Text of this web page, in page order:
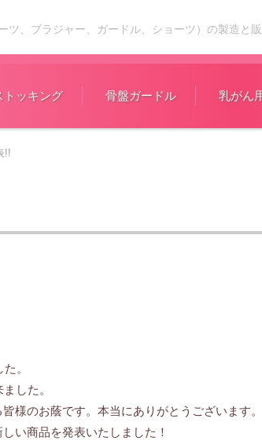
ツ、ブラジャー、ガードル、ショーツ）の製造と
トッキング 骨盤ガードル 乳がん
!!
。
した。
様のお蔭です。本当にありがとうございます。
い商品を発表いたしました！